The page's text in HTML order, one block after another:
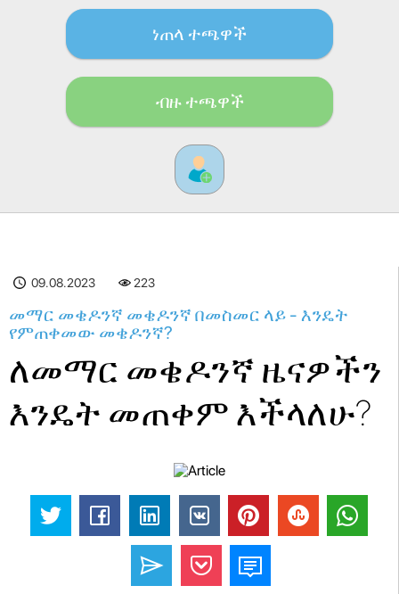
ነጠላ ተጫዋች
ብዙ ተጫዋች
09.08.2023 223
መማር መቄዶንኛ መቄዶንኛ በመስመር ላይ - እንዴት
የምጠቀመው መቄዶንኛ?
ለመማር መቄዶንኛ ዜናዎችን
እንዴት መጠቀም እችላለሁ?